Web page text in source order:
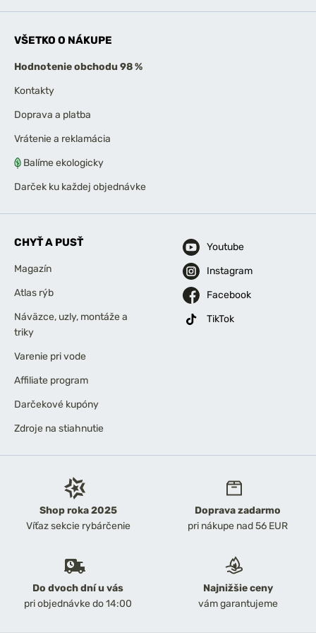
Shop roka 2025
Víťaz sekcie rybárčenie
Doprava zadarmo
pri nákupe nad 56 EUR
Do dvoch dní u vás
pri objednávke do 14:00
Najnižšie ceny
vám garantujeme
VŠETKO O NÁKUPE
Hodnotenie obchodu 98 %
Kontakty
Doprava a platba
Vrátenie a reklamácia
Balíme ekologicky
Darček ku každej objednávke
CHYŤ A PUSŤ
Magazín
Atlas rýb
Náväzce, uzly, montáže a
triky
Varenie pri vode
Affiliate program
Darčekové kupóny
Zdroje na stiahnutie
Youtube
Instagram
Facebook
TikTok